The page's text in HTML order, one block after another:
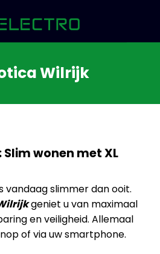
Wilrijk
wonen met XL
vandaag slimmer dan ooit.
geniet u van maximaal
en veiligheid. Allemaal
of via uw smartphone.